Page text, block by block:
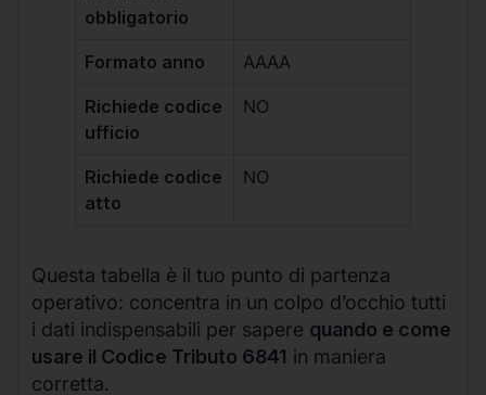
obbligatorio
Formato anno AAAA
Richiede codice
ufficio
NO
Richiede codice
atto
NO
Questa tabella è il tuo punto di partenza
operativo: concentra in un colpo d’occhio tutti
i dati indispensabili per sapere quando e come
usare il Codice Tributo 6841 in maniera
corretta.